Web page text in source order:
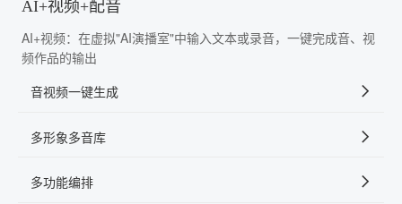
AI+视频+配音
AI+视频：在虚拟"AI演播室"中输入文本或录音，一键完成音、视
频作品的输出
音视频一键生成
多形象多音库
多功能编排